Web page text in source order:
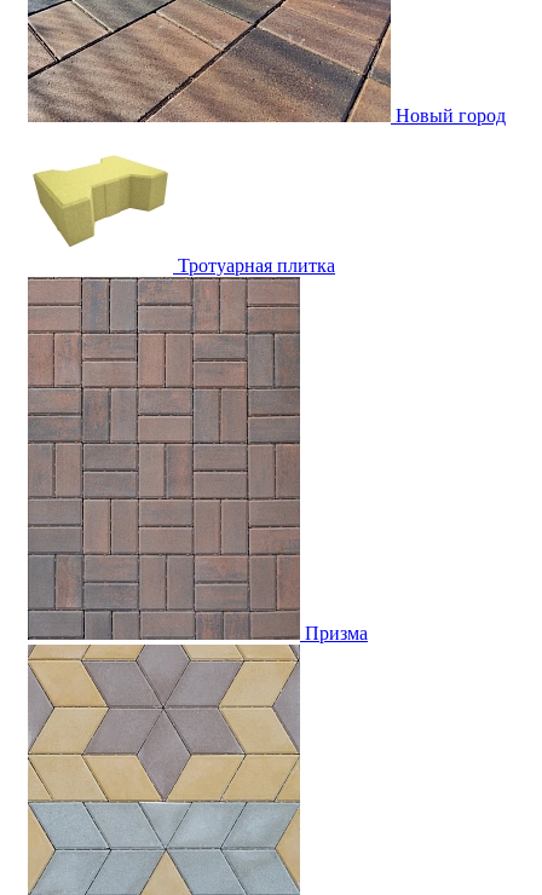
Новый город
Тротуарная плитка
Призма